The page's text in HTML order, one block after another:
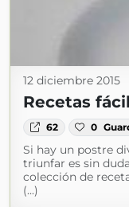
12 diciembre 2015
Recetas
62 0
Si hay un postre
triunfar es sin
colección de
(...)